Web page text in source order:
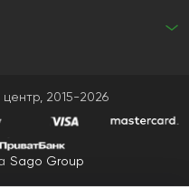
2015-2026
Sago Group